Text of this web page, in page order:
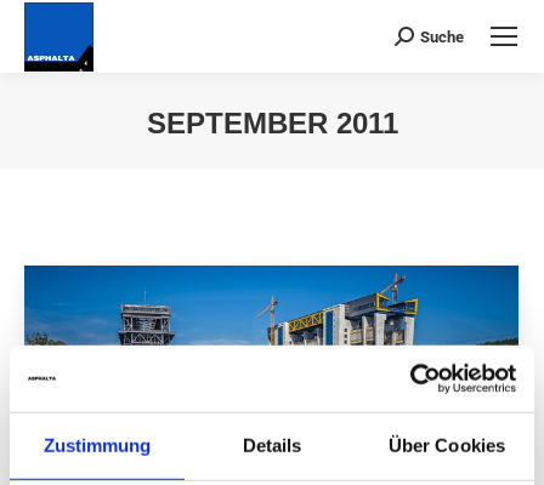
Zustimmung Details Über Cookies
Suchen:
Suche
SEPTEMBER 2011